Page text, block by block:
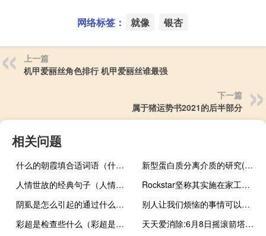
网络标签： 就像 银杏
上一篇
机甲爱丽丝角色排行 机甲爱丽丝谁最强
下一篇
属于猪运势书2021的后半部分
相关问题
什么的朝霞填合适词语（什么的朝霞）
新型蛋白质分离介质的研究(关于新型蛋白质分离介质的研究的简介)
人情世故的经典句子（人情世故的经典句子）
Rockstar坚称其实施在家工作的计划不会影响其游戏或支持
阴虱是怎么引起的通过什么途径传播的（阴虱是怎么引起的）
别人让我们烦恼的事情可以教我们了解自己
彩超是检查些什么（彩超是检查什么的）
天天爱消除:6月8日摇滚箭塔攻击范围介绍